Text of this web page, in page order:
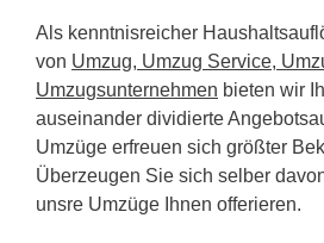
Als kenntnisreicher
von Umzug, Umzug Service,
Umzugsunternehmen bieten wir
auseinander dividierte
Umzüge erfreuen sich größter
Überzeugen Sie sich selber
unsre Umzüge Ihnen offerieren.